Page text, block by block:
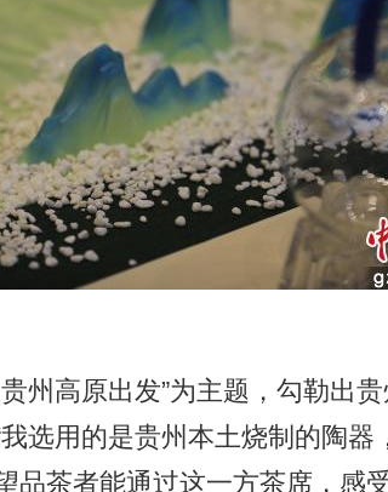
高原出发”为主题，勾勒出贵
选用的是贵州本土烧制的陶器
品茶者能通过这一方茶席，感